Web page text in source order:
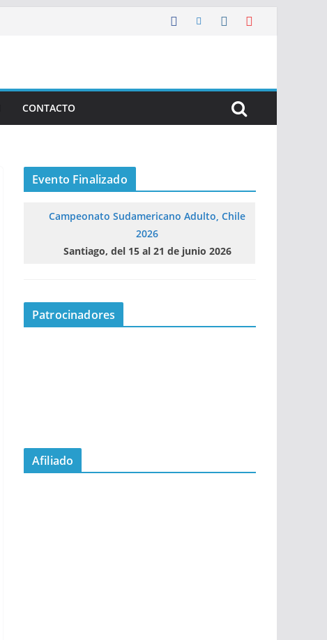
CONTACTO
Evento Finalizado
Campeonato Sudamericano Adulto, Chile
2026
Santiago, del 15 al 21 de junio 2026
Patrocinadores
Afiliado